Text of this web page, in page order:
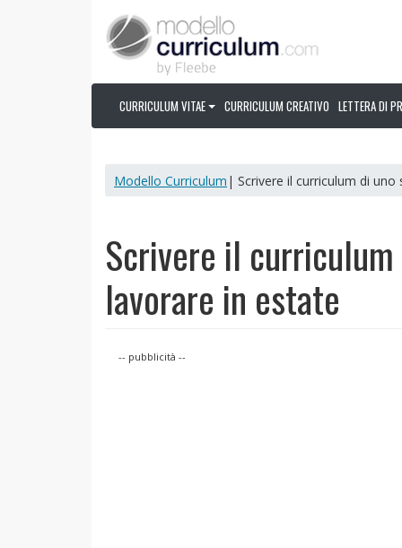
CURRICULUM VITAE CURRICULUM CREATIVO LETTERA DI
Modello Curriculum | Scrivere il curriculum di
Scrivere il
lavorare in estate
-- pubblicità --